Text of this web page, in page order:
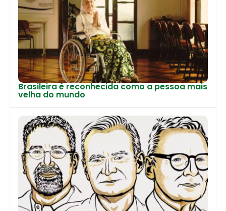
Brasileira é reconhecida como a pessoa mais
velha do mundo